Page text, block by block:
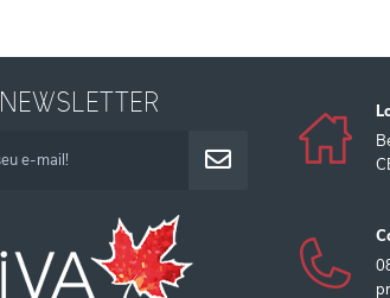
NEWSLETTER